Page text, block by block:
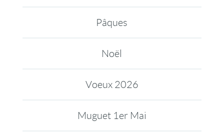
Pâques
Noël
Voeux 2026
Muguet 1er Mai